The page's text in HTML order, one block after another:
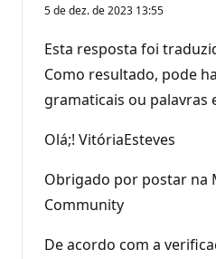
5 de dez. de 2023 13:55
Esta resposta foi
Como resultado, pode
gramaticais ou palavras
Olá;! VitóriaEsteves
Obrigado por postar na
Community
De acordo com a